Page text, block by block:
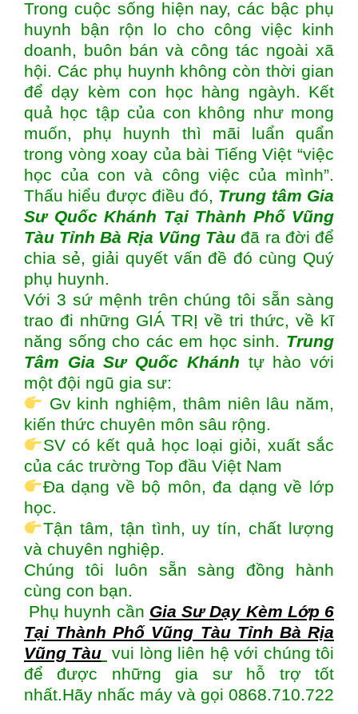
Trong cuộc sống hiện nay, các bậc phụ
huynh bận rộn lo cho công việc kinh
doanh, buôn bán và công tác ngoài xã
hội. Các phụ huynh không còn thời gian
để dạy kèm con học hàng ngàyh. Kết
quả học tập của con không như mong
muốn, phụ huynh thì mãi luẩn quẩn
trong vòng xoay của bài Tiếng Việt “việc
học của con và công việc của mình”.
Thấu hiểu được điều đó, Trung tâm Gia
Sư Quốc Khánh Tại Thành Phố Vũng
Tàu Tỉnh Bà Rịa Vũng Tàu đã ra đời để
chia sẻ, giải quyết vấn đề đó cùng Quý
phụ huynh.
Với 3 sứ mệnh trên chúng tôi sẵn sàng
trao đi những GIÁ TRỊ về tri thức, về kĩ
năng sống cho các em học sinh. Trung
Tâm Gia Sư Quốc Khánh tự hào với
một đội ngũ gia sư:
Gv kinh nghiệm, thâm niên lâu năm,
kiến thức chuyên môn sâu rộng.
SV có kết quả học loại giỏi, xuất sắc
của các trường Top đầu Việt Nam
Đa dạng về bộ môn, đa dạng về lớp
học.
Tận tâm, tận tình, uy tín, chất lượng
và chuyên nghiệp.
Chúng tôi luôn sẵn sàng đồng hành
cùng con bạn.
Phụ huynh cần Gia Sư Dạy Kèm Lớp 6
Tại Thành Phố Vũng Tàu Tỉnh Bà Rịa
Vũng Tàu vui lòng liên hệ với chúng tôi
để được những gia sư hỗ trợ tốt
nhất.Hãy nhấc máy và gọi 0868.710.722